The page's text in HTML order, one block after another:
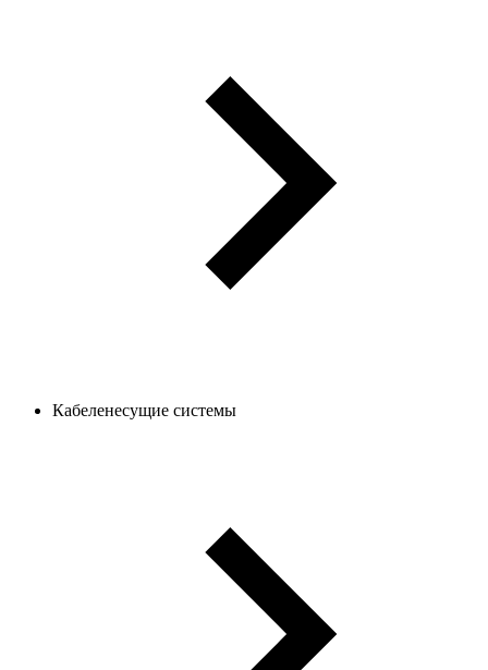
Кабеленесущие системы